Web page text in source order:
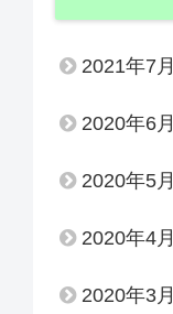
2021年7月
2020年6月
2020年5月
2020年4月
2020年3月